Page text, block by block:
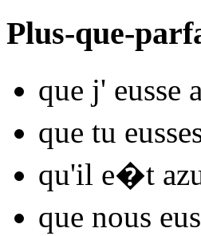
Plus-que-
que j' eusse
que tu
qu'il e�t
que nous